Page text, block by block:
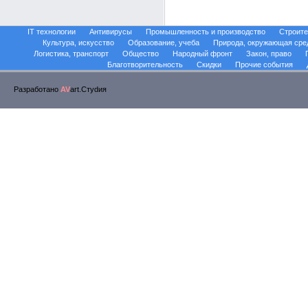
IT технологии Антивирусы Промышленность и производство
Культура, искусство
Образование, учеба
Природа, окружающая
Логистика, транспорт
Общество Народный фронт Закон, право
Благотворительность
Скидки Прочие события
Разработано AVart.Стуdия